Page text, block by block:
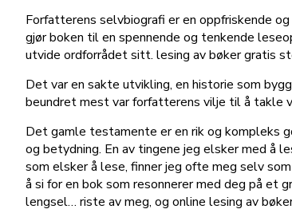
Forfatterens selvbiografi er en oppfriskende
gjør boken til en spennende og tenkende
utvide ordforrådet sitt. lesing av bøker gratis
Det var en sakte utvikling, en historie som
beundret mest var forfatterens vilje til å takle
Det gamle testamente er en rik og kompleks
og betydning. En av tingene jeg elsker med å
som elsker å lese, finner jeg ofte meg selv
å si for en bok som resonnerer med deg på et
lengsel… riste av meg, og online lesing av